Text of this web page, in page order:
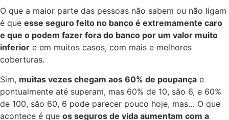
O que a maior parte das pessoas não sabem ou não ligam
é que esse seguro feito no banco é extremamente caro
e que o podem fazer fora do banco por um valor muito
inferior e em muitos casos, com mais e melhores
coberturas.​
Sim, muitas vezes chegam aos 60% de poupança e
pontualmente até superam, mas 60% de 10, são 6, e 60%
de 100, são 60, 6 pode parecer pouco hoje, mas… O que
acontece é que os seguros de vida aumentam com a